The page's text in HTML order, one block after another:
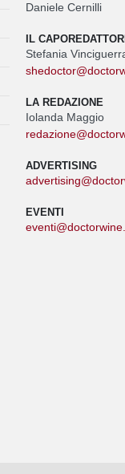
Daniele Cernilli
IL
Stefania
LA REDAZIONE
Iolanda Maggio
ADVERTISING
EVENTI